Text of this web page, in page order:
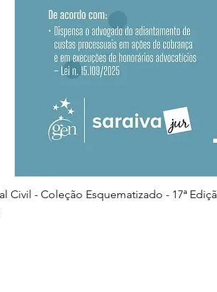
Civil - Coleção Esquematizado - 17ª